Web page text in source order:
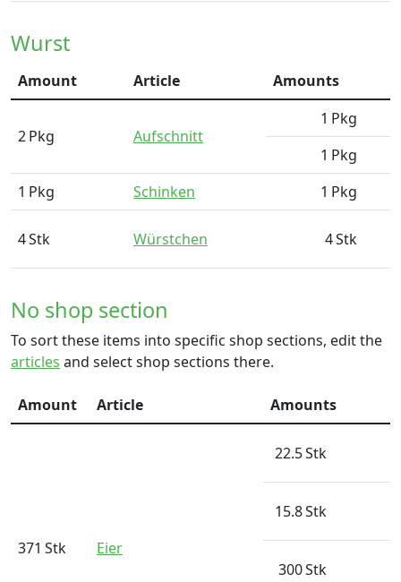
Wurst
Amount Article Amounts
2Pkg Aufschnitt
1 Pkg
1 Pkg
1 Pkg Schinken 1 Pkg
4Stk Würstchen 4Stk
No shop section
To sort these items into specific shop sections, edit the
articles and select shop sections there.
Amount Article Amounts
371 Stk Eier
22.5Stk
15.8Stk
300Stk